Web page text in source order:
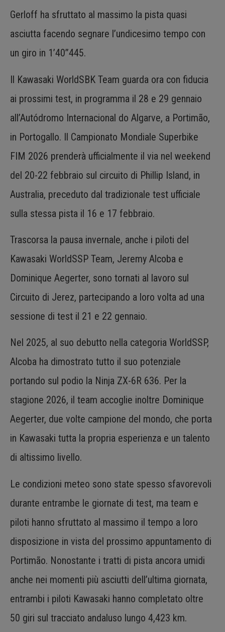
Gerloff ha sfruttato al massimo la pista quasi
asciutta facendo segnare l’undicesimo tempo con
un giro in 1’40”445.
Il Kawasaki WorldSBK Team guarda ora con fiducia
ai prossimi test, in programma il 28 e 29 gennaio
all’Autódromo Internacional do Algarve, a Portimão,
in Portogallo. Il Campionato Mondiale Superbike
FIM 2026 prenderà ufficialmente il via nel weekend
del 20-22 febbraio sul circuito di Phillip Island, in
Australia, preceduto dal tradizionale test ufficiale
sulla stessa pista il 16 e 17 febbraio.
Trascorsa la pausa invernale, anche i piloti del
Kawasaki WorldSSP Team, Jeremy Alcoba e
Dominique Aegerter, sono tornati al lavoro sul
Circuito di Jerez, partecipando a loro volta ad una
sessione di test il 21 e 22 gennaio.
Nel 2025, al suo debutto nella categoria WorldSSP,
Alcoba ha dimostrato tutto il suo potenziale
portando sul podio la Ninja ZX-6R 636. Per la
stagione 2026, il team accoglie inoltre Dominique
Aegerter, due volte campione del mondo, che porta
in Kawasaki tutta la propria esperienza e un talento
di altissimo livello.
Le condizioni meteo sono state spesso sfavorevoli
durante entrambe le giornate di test, ma team e
piloti hanno sfruttato al massimo il tempo a loro
disposizione in vista del prossimo appuntamento di
Portimão. Nonostante i tratti di pista ancora umidi
anche nei momenti più asciutti dell’ultima giornata,
entrambi i piloti Kawasaki hanno completato oltre
50 giri sul tracciato andaluso lungo 4,423 km.